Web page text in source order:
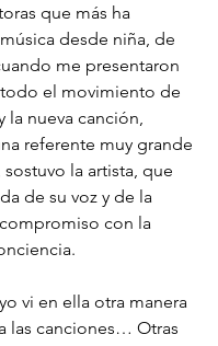
que más ha
desde niña, de
me presentaron
el movimiento de
la nueva canción,
referente muy grande
sostuvo la artista, que
de su voz y de la
con la
vi en ella otra manera
las canciones… Otras